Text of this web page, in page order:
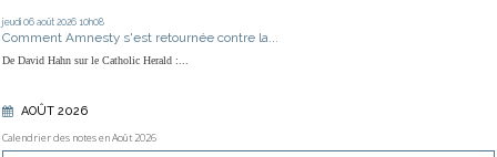
jeudi 06 août 2026 10h08
Comment Amnesty s'est retournée contre la...
De David Hahn sur le Catholic Herald :...
AOÛT 2026
Calendrier des notes en Août 2026